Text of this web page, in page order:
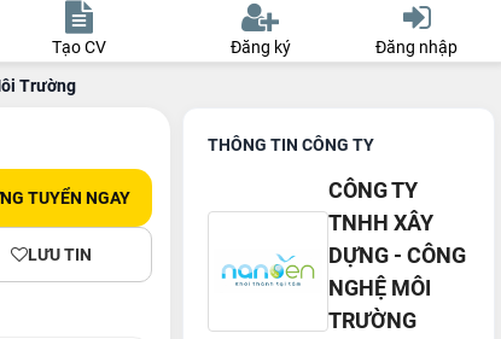
Tạo CV Đăng ký Đăng nhập
Trường
TUYỂN NGAY
LƯU TIN
THÔNG TIN CÔNG TY
CÔNG TY
TNHH XÂY
DỰNG - CÔNG
NGHỆ MÔI
TRƯỜNG